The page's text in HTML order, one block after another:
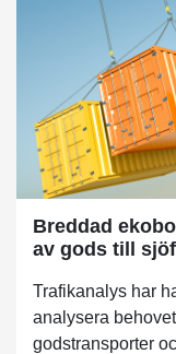
Breddad
av gods till
Trafikanalys har
analysera
godstransporter